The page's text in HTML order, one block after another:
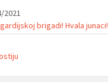
2021
brigadi! Hvala junaci!